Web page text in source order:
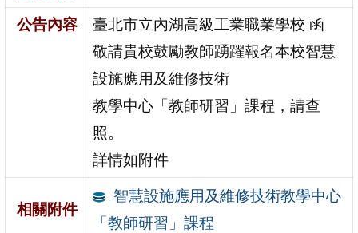
公告內容
臺北市立內湖高級工業職業學校 函
敬請貴校鼓勵教師踴躍報名本校智慧
設施應用及維修技術
教學中心「教師研習」課程，請查
照。
詳情如附件
相關附件
智慧設施應用及維修技術教學中心
「教師研習」課程